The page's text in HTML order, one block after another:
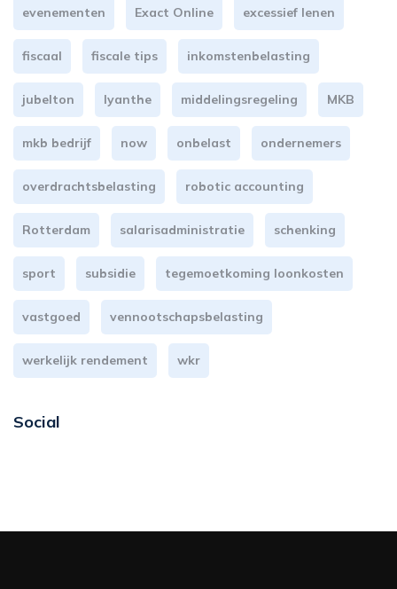
evenementen Exact Online excessief lenen
fiscaal fiscale tips inkomstenbelasting
jubelton lyanthe middelingsregeling MKB
mkb bedrijf now onbelast ondernemers
overdrachtsbelasting robotic accounting
Rotterdam salarisadministratie schenking
sport subsidie tegemoetkoming loonkosten
vastgoed vennootschapsbelasting
werkelijk rendement wkr
Social